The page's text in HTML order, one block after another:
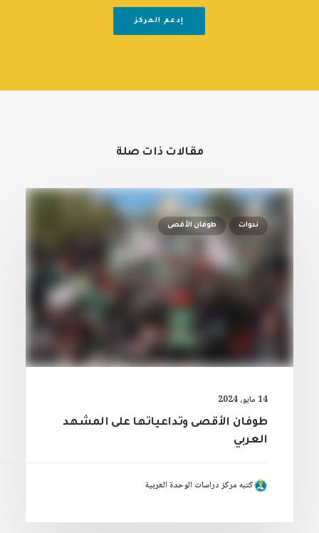
إدعم المركز
مقالات ذات صلة
ندوات طوفان الأقصى
14 مايو، 2024
طوفان الأقصى وتداعياتها على المشهد
العربي
كتبه مركز دراسات الوحدة العربية